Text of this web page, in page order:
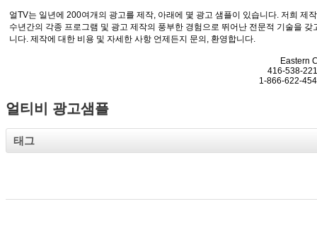
얼TV는 일년에 200여개의 광고를 제작, 아래에 몇 광고 샘플이 있습니다. 저희 제
수년간의 각종 프로그램 및 광고 제작의 풍부한 경험으로 뛰어난 전문적 기술을 갖
니다. 제작에 대한 비용 및 자세한 사항 언제든지 문의, 환영합니다.
Eastern
416-538-
1-866-622-
얼티비 광고샘플
태그